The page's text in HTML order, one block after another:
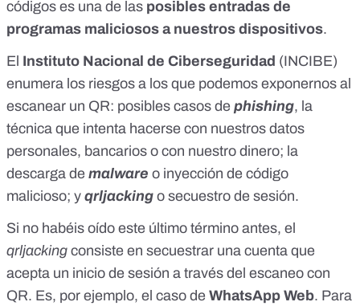
códigos es una de las posibles entradas de
programas maliciosos a nuestros dispositivos.
El Instituto Nacional de Ciberseguridad (INCIBE)
enumera los riesgos a los que podemos exponernos al
escanear un QR: posibles casos de phishing, la
técnica que intenta hacerse con nuestros datos
personales, bancarios o con nuestro dinero; la
descarga de malware o inyección de código
malicioso; y qrljacking o secuestro de sesión.
Si no habéis oído este último término antes, el
qrljacking consiste en secuestrar una cuenta que
acepta un inicio de sesión a través del escaneo con
QR. Es, por ejemplo, el caso de WhatsApp Web. Para